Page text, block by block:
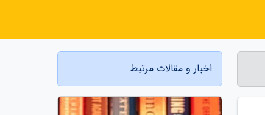
اخبار و مقالات مرتبط